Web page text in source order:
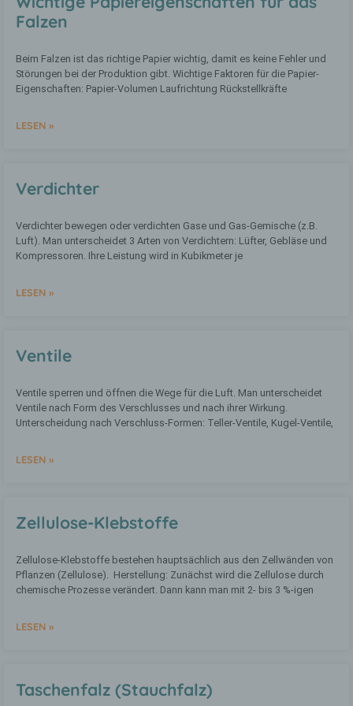
Falzen
Beim Falzen ist das richtige Papier wichtig, damit es keine Fehler und
Störungen bei der Produktion gibt. Wichtige Faktoren für die Papier-
Eigenschaften: Papier-Volumen Laufrichtung Rückstellkräfte
LESEN »
Verdichter
Verdichter bewegen oder verdichten Gase und Gas-Gemische (z.B.
Luft). Man unterscheidet 3 Arten von Verdichtern: Lüfter, Gebläse und
Kompressoren. Ihre Leistung wird in Kubikmeter je
LESEN »
Ventile
Ventile sperren und öffnen die Wege für die Luft. Man unterscheidet
Ventile nach Form des Verschlusses und nach ihrer Wirkung.
Unterscheidung nach Verschluss-Formen: Teller-Ventile, Kugel-Ventile,
LESEN »
Zellulose-Klebstoffe
Zellulose-Klebstoffe bestehen hauptsächlich aus den Zellwänden von
Pflanzen (Zellulose). Herstellung: Zunächst wird die Zellulose durch
chemische Prozesse verändert. Dann kann man mit 2- bis 3 %-igen
LESEN »
Taschenfalz (Stauchfalz)
Betroffene Person ist jede identifizierte
oder identifizierbare natürliche Person,
c) Verarbeitung
Verarbeitung ist jeder mit oder ohne Hilfe
automatisierter Verfahren ausgeführte
Vorgang oder jede solche Vorgangsreihe
im Zusammenhang mit
Verbreitung oder eine andere Form der
Verknüpfung, die Einschränkung, das
Löschen oder die Vernichtung.
personenbezogener Daten mit dem Ziel,
ihre künftige Verarbeitung
e) Profiling
werden, um bestimmte persönliche